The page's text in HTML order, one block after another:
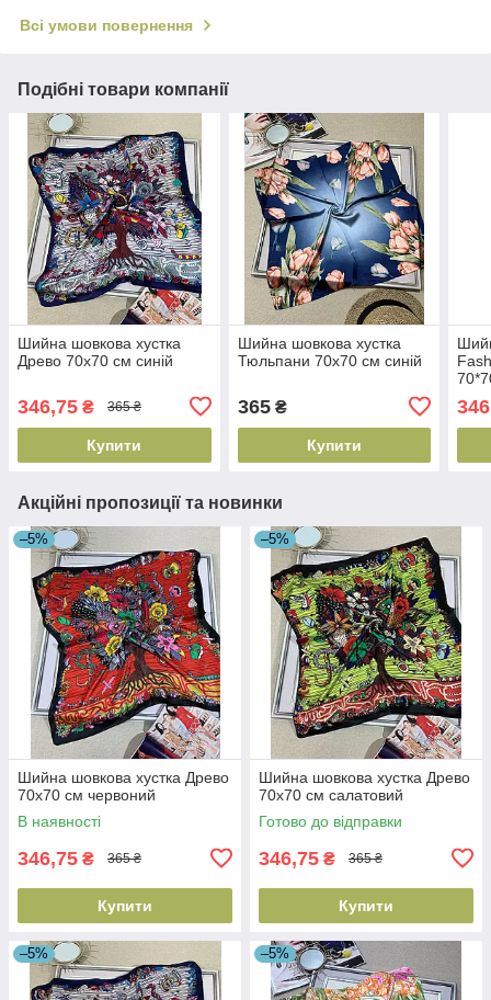
Всі умови повернення
Подібні товари компанії
Шийна шовкова хустка
Древо 70х70 см синій
346,75 ₴ 365 ₴
Купити
Шийна шовкова хустка
Тюльпани 70х70 см синій
365₴
Купити
Акційні пропозиції та новинки
–5%
Шийна шовкова хустка Древо
70х70 см червоний
В наявності
346,75 ₴ 365 ₴
Купити
–5%
Шийна шовкова хустка Древо
70х70 см салатовий
Готово до відправки
346,75 ₴ 365 ₴
Купити
–5% –5%